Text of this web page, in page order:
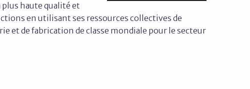
plus haute qualité et
en utilisant ses ressources collectives de
et de fabrication de classe mondiale pour le secteur